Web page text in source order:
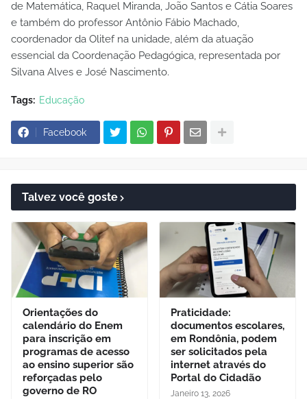
de Matemática, Raquel Miranda, João Santos e Cátia Soares
e também do professor Antônio Fábio Machado,
coordenador da Olitef na unidade, além da atuação
essencial da Coordenação Pedagógica, representada por
Silvana Alves e José Nascimento.
Tags: Educação
Facebook
Talvez você goste
Orientações do
calendário do Enem
para inscrição em
programas de acesso
ao ensino superior são
reforçadas pelo
governo de RO
Praticidade:
documentos escolares,
em Rondônia, podem
ser solicitados pela
internet através do
Portal do Cidadão
Janeiro 13, 2026